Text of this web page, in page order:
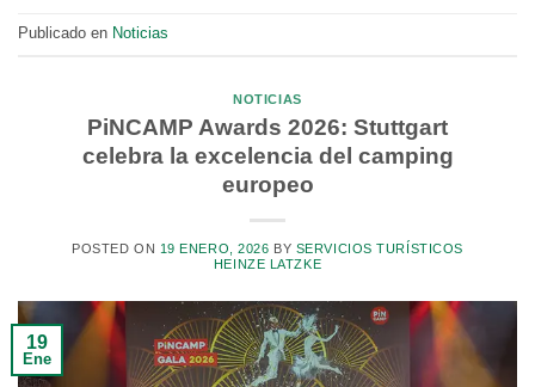
Publicado en Noticias
NOTICIAS
PiNCAMP Awards 2026: Stuttgart
celebra la excelencia del camping
europeo
POSTED ON 19 ENERO, 2026 BY SERVICIOS TURÍSTICOS
HEINZE LATZKE
19
Ene